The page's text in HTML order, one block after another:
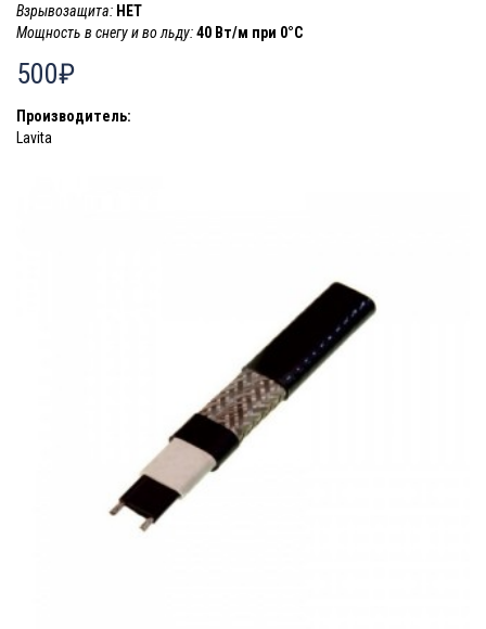
Взрывозащита: НЕТ
Мощность в снегу и во льду:40 Вт/м при 0°C
500₽
Производитель:
Lavita